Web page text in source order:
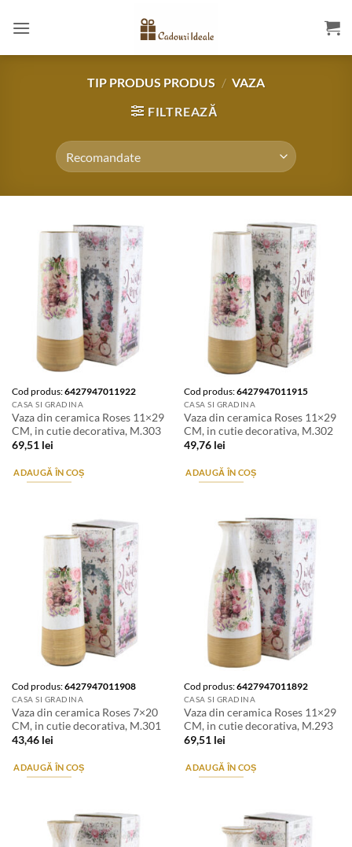
TIP PRODUS PRODUS / VAZA
FILTREAZĂ
Cod produs:6427947011922
CASA SI GRADINA
Vaza din ceramica Roses 11×29
CM, in cutie decorativa, M.303
69,51 lei
ADAUGĂ ÎN COȘ
Cod produs:6427947011915
CASA SI GRADINA
Vaza din ceramica Roses 11×29
CM, in cutie decorativa, M.302
49,76 lei
ADAUGĂ ÎN COȘ
Cod produs:6427947011908
CASA SI GRADINA
Vaza din ceramica Roses 7×20
CM, in cutie decorativa, M.301
43,46 lei
ADAUGĂ ÎN COȘ
Cod produs:6427947011892
CASA SI GRADINA
Vaza din ceramica Roses 11×29
CM, in cutie decorativa, M.293
69,51 lei
ADAUGĂ ÎN COȘ